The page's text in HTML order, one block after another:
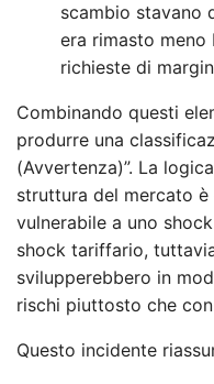
scambio stavano
era rimasto
richieste di
Combinando questi
produrre una
(Avvertenza)”. La
struttura del mercato
vulnerabile a uno
shock tariffario,
svilupperebbero in
rischi piuttosto che
Questo incidente